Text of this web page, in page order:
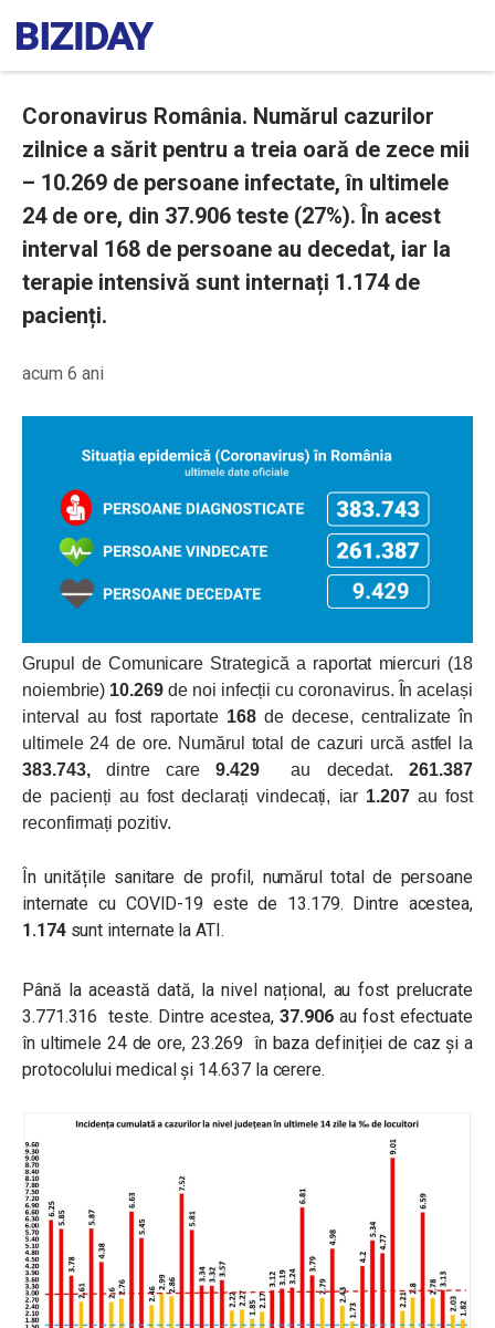
Coronavirus România. Numărul cazurilor
zilnice a sărit pentru a treia oară de zece mii
– 10.269 de persoane infectate, în ultimele
24 de ore, din 37.906 teste (27%). În acest
interval 168 de persoane au decedat, iar la
terapie intensivă sunt internați 1.174 de
pacienți.
acum 6 ani
Grupul de Comunicare Strategică a raportat miercuri (18
noiembrie) 10.269 de noi infecții cu coronavirus. În același
interval au fost raportate 168de decese, centralizate în
ultimele 24 de ore. Numărul total de cazuri urcă astfel la
383.743,dintre care 9.429 au decedat.261.387
de pacienți au fost declarați vindecați, iar 1.207 au fost
reconfirmați pozitiv.
În unitățile sanitare de profil, numărul total de persoane
internate cu COVID-19 este de 13.179. Dintre acestea,
1.174sunt internate la ATI.
Până la această dată, la nivel național, au fost prelucrate
3.771.316 teste. Dintre acestea,37.906au fost efectuate
în ultimele 24 de ore, 23.269 în baza definiției de caz și a
protocolului medical și 14.637 la cerere.